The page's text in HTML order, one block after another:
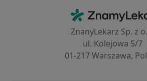
ZnanyLekarz Sp. z
ul. Kolejowa 5/7
01-217 Warszawa,